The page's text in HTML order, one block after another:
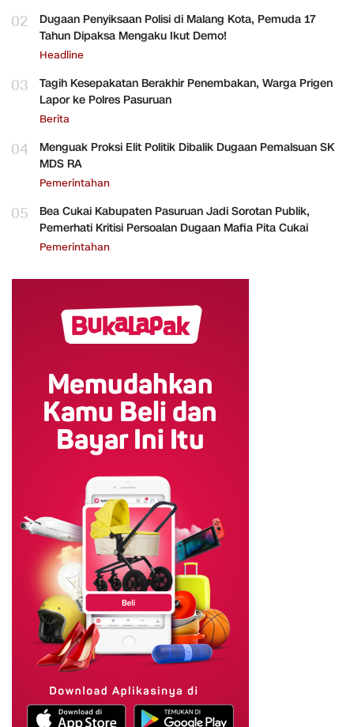
02
Dugaan Penyiksaan Polisi di Malang Kota, Pemuda 17
Tahun Dipaksa Mengaku Ikut Demo!
Headline
03
Tagih Kesepakatan Berakhir Penembakan, Warga Prigen
Lapor ke Polres Pasuruan
Berita
04
Menguak Proksi Elit Politik Dibalik Dugaan Pemalsuan SK
MDS RA
Pemerintahan
05
Bea Cukai Kabupaten Pasuruan Jadi Sorotan Publik,
Pemerhati Kritisi Persoalan Dugaan Mafia Pita Cukai
Pemerintahan